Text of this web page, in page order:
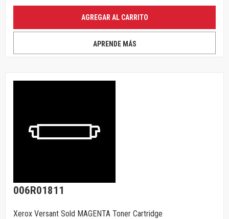
AGREGAR AL CARRITO
APRENDE MÁS
006R01811
Xerox Versant Sold MAGENTA Toner Cartridge